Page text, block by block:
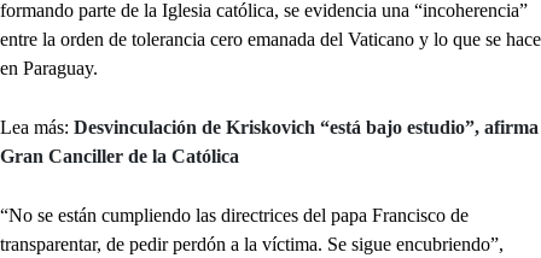
formando parte de la Iglesia católica, se evidencia una “incoherencia”
entre la orden de tolerancia cero emanada del Vaticano y lo que se hace
en Paraguay.
Lea más: Desvinculación de Kriskovich “está bajo estudio”, afirma
Gran Canciller de la Católica
“No se están cumpliendo las directrices del papa Francisco de
transparentar, de pedir perdón a la víctima. Se sigue encubriendo”,